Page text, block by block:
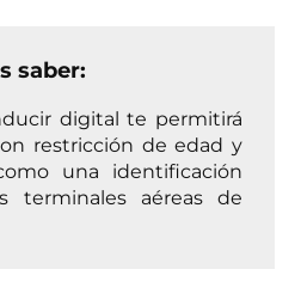
saber:
digital te permitirá
restricción de edad y
una identificación
terminales aéreas de